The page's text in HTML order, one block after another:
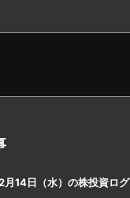
14日（水）の株投資ログ